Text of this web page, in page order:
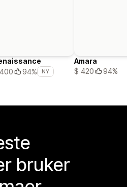
94% NY
Amara
$ 420
94%
bruker